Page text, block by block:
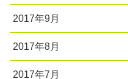
2017年9月
2017年8月
2017年7月